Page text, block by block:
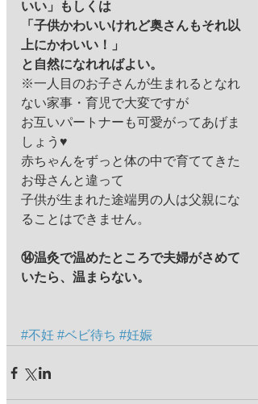
いい」もしくは
「子供かわいいけれど奥さんもそれ以
上にかわいい！」
と自然になれればよい。
※一人目のお子さんが生まれるとなれ
ない家事・育児で大変ですが
お互いパートナーも可愛がってあげま
しょう♥
赤ちゃんをずっと体の中で育ててきた
お母さんと違って
子供が生まれた途端男の人は父親にな
ることはできません。
⑭温灸で温めたところで夫婦がさめて
いたら、温まらない。
#不妊 #ベビ待ち #妊娠